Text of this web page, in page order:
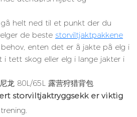
gå helt ned til et punkt der du
de beste storviltjaktpakkene
enten det er å jakte på elg i
i tett skog eller elg i lange jakter i
storviltjaktryggsekk er viktig